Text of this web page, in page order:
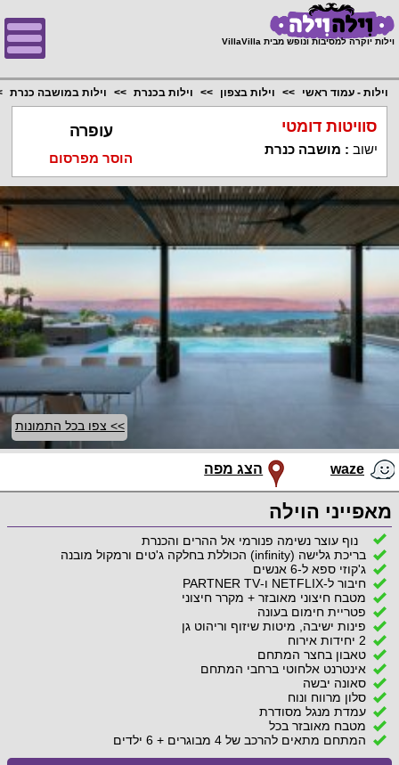
וילות יוקרה למסיבות ונופש מבית VillaVilla
וילות - עמוד ראשי וילות בצפון וילות בכנרת וילות במושבה כנרת
סוויטות דומטי
ישוב : מושבה כנרת
עופרה
הוסר מפרסום
>> צפו בכל התמונות
waze הצג מפה
מאפייני הוילה
נוף עוצר נשימה פנורמי אל ההרים והכנרת
בריכת גלישה (infinity) הכוללת בחלקה ג'טים ורמקול מובנה
ג'קוזי ספא ל-6 אנשים
חיבור ל-NETFLIX ו-PARTNER TV
מטבח חיצוני מאובזר + מקרר חיצוני
פטריית חימום בעונה
פינות ישיבה, מיטות שיזוף וריהוט גן
2 יחידות אירוח
טאבון בחצר המתחם
אינטרנט אלחוטי ברחבי המתחם
סאונה יבשה
סלון מרווח ונוח
עמדת מנגל מסודרת
מטבח מאובזר בכל
המתחם מתאים להרכב של 4 מבוגרים + 6 ילדים